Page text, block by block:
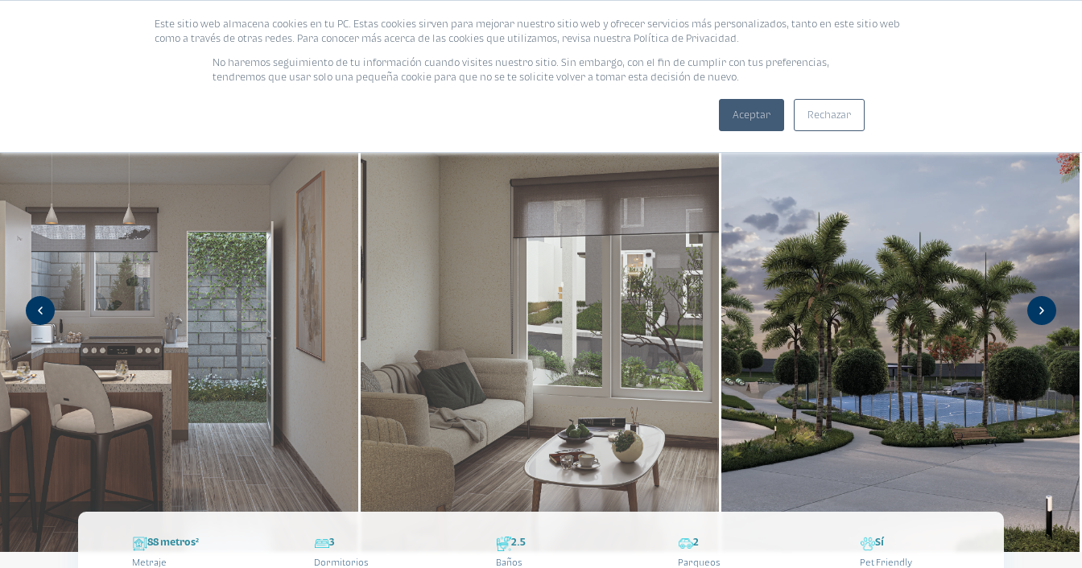
Este sitio web almacena cookies en tu PC. Estas cookies sirven para mejorar nuestro sitio web y ofrecer servicios más personalizados, tanto en este sitio web
como a través de otras redes. Para conocer más acerca de las cookies que utilizamos, revisa nuestra Política de Privacidad.
No haremos seguimiento de tu información cuando visites nuestro sitio. Sin embargo, con el fin de cumplir con tus preferencias,
tendremos que usar solo una pequeña cookie para que no se te solicite volver a tomar esta decisión de nuevo.
Aceptar Rechazar
88 metros²
Metraje
3
Dormitorios
2.5
Baños
2
Parqueos
Sí
Pet Friendly
Viviendas Eventos Promociones Blog Encuentra tu vivienda ideal